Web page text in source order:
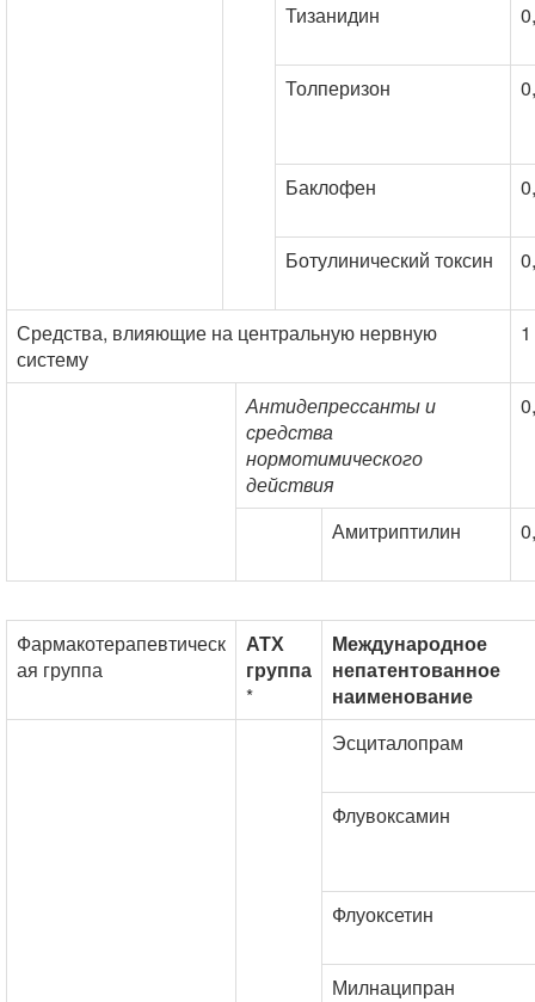
Тизанидин
Толперизон
Баклофен
Ботулинический токсин
Средства, влияющие на центральную нервную
систему
1
Антидепрессанты и
средства
нормотимического
действия
Амитриптилин
Фармакотерапевтическ
ая группа
АТХ
группа
*
Международное
непатентованное
наименование
Эсциталопрам
Флувоксамин
Флуоксетин
Милнаципран